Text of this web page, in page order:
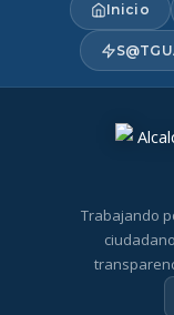
Inicio
Trabajando